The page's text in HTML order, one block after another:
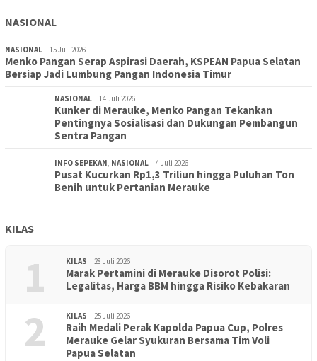
NASIONAL
NASIONAL 15 Juli 2026
Menko Pangan Serap Aspirasi Daerah, KSPEAN Papua Selatan
Bersiap Jadi Lumbung Pangan Indonesia Timur
NASIONAL 14 Juli 2026
Kunker di Merauke, Menko Pangan Tekankan
Pentingnya Sosialisasi dan Dukungan Pembangun
Sentra Pangan
INFO SEPEKAN, NASIONAL 4 Juli 2026
Pusat Kucurkan Rp1,3 Triliun hingga Puluhan Ton
Benih untuk Pertanian Merauke
KILAS
1 KILAS 28 Juli 2026
Marak Pertamini di Merauke Disorot Polisi:
Legalitas, Harga BBM hingga Risiko Kebakaran
2 KILAS 25 Juli 2026
Raih Medali Perak Kapolda Papua Cup, Polres
Merauke Gelar Syukuran Bersama Tim Voli
Papua Selatan